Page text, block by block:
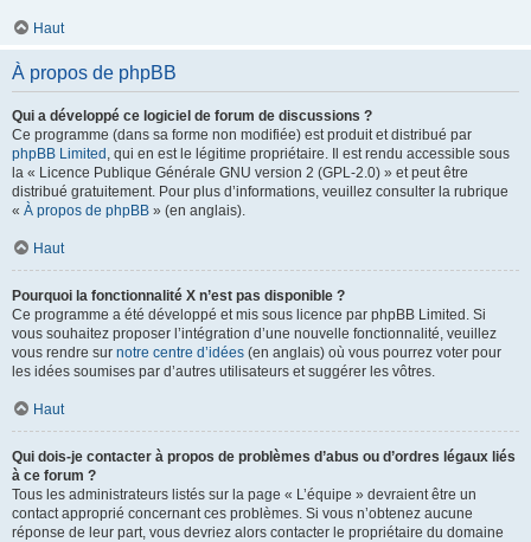
Haut
À propos de phpBB
Qui a développé ce logiciel de forum de discussions ?
Ce programme (dans sa forme non modifiée) est produit et distribué par
phpBB Limited , qui en est le légitime propriétaire. Il est rendu accessible sous
la « Licence Publique Générale GNU version 2 (GPL-2.0) » et peut être
distribué gratuitement. Pour plus d’informations, veuillez consulter la rubrique
« À propos de phpBB » (en anglais).
Haut
Pourquoi la fonctionnalité X n’est pas disponible ?
Ce programme a été développé et mis sous licence par phpBB Limited. Si
vous souhaitez proposer l’intégration d’une nouvelle fonctionnalité, veuillez
vous rendre sur notre centre d’idées (en anglais) où vous pourrez voter pour
les idées soumises par d’autres utilisateurs et suggérer les vôtres.
Haut
Qui dois-je contacter à propos de problèmes d’abus ou d’ordres légaux liés
à ce forum ?
Tous les administrateurs listés sur la page « L’équipe » devraient être un
contact approprié concernant ces problèmes. Si vous n’obtenez aucune
réponse de leur part, vous devriez alors contacter le propriétaire du domaine